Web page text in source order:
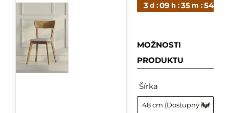
3d :09 h :35 m :52
MOŽNOSTI
PRODUKTU
Šírka